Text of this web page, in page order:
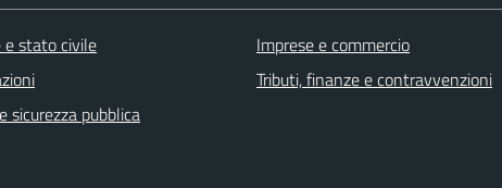
e stato civile
sicurezza pubblica
Imprese e commercio
Tributi, finanze e contravvenzioni